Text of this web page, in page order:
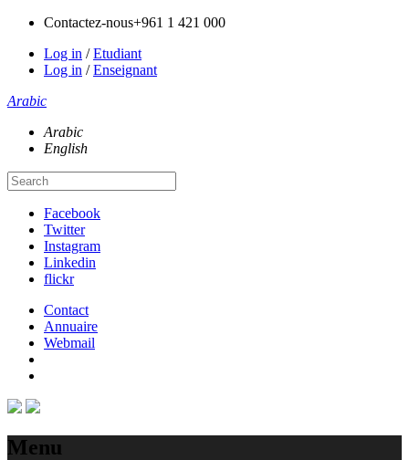
Contactez-nous+961 1 421 000
Log in /Etudiant
Log in /Enseignant
Arabic
Arabic
English
Facebook
Twitter
Instagram
Linkedin
flickr
Contact
Annuaire
Webmail
Menu